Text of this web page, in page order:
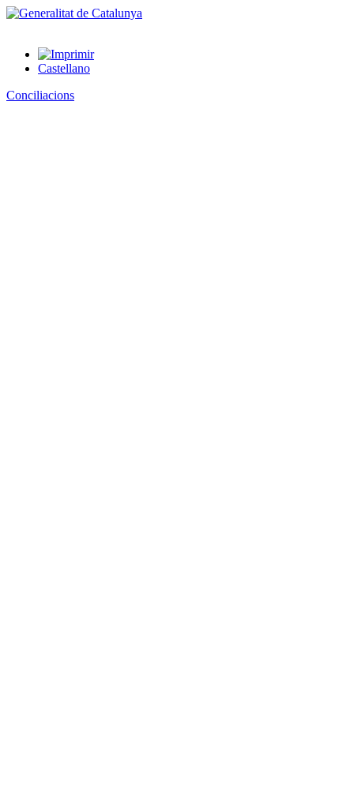
Castellano
Conciliacions